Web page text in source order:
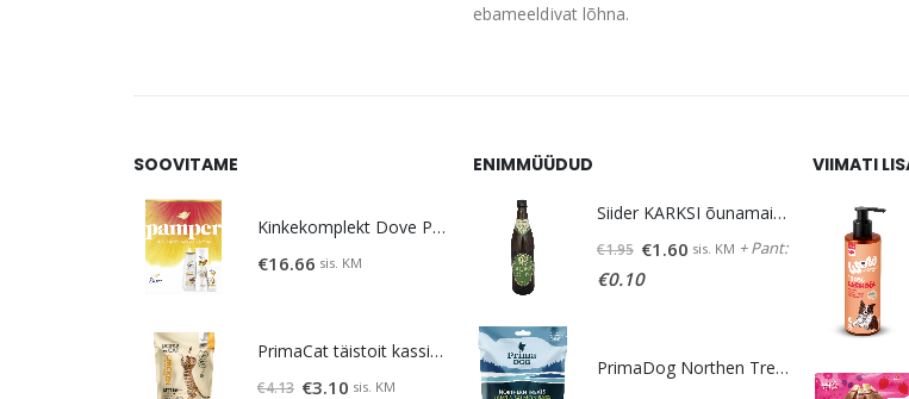
ebameeldivat lõhna.
SOOVITAME
Kinkekomplekt Dove Pamper
€16.66 sis. KM
PrimaCat täistoit kassipoegadele kanalihaga 400g
€4.13 Algne
€3.10 Praegune
sis. KM
ENIMMÜÜDUD
Siider KARKSI õunamaits. 5% vol 0,5 L
€1.95 Algne
hind
€1.60 Praegune
sis. KM + Pant:
€0.10
PrimaDog Northen Treats maius lambaliha-lõhe 80g
VIIMATI